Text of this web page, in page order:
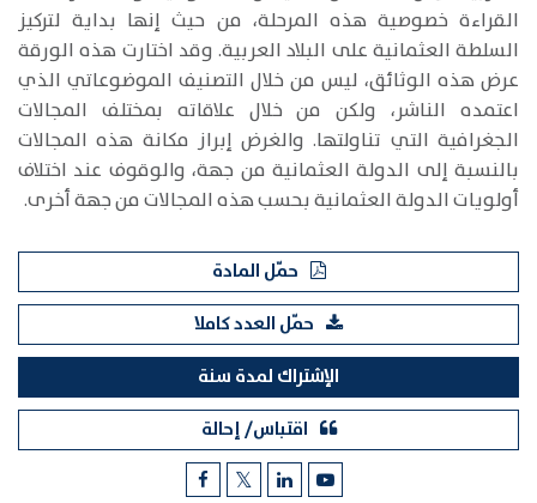
القراءة خصوصية هذه المرحلة، من حيث إنها بداية لتركيز
السلطة العثمانية على البلاد العربية. وقد اختارت هذه الورقة
عرض هذه الوثائق، ليس من خلال التصنيف الموضوعاتي الذي
اعتمده الناشر، ولكن من خلال علاقاته بمختلف المجالات
الجغرافية التي تناولتها. والغرض إبراز مكانة هذه المجالات
بالنسبة إلى الدولة العثمانية من جهة، والوقوف عند اختلاف
أولويات الدولة العثمانية بحسب هذه المجالات من جهة أخرى.
حمّل المادة
حمّل العدد كاملا
الإشتراك لمدة سنة
اقتباس/ إحالة